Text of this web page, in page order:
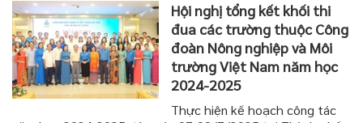
Hội nghị tổng kết khối thi
đua các trường thuộc Công
đoàn Nông nghiệp và Môi
trường Việt Nam năm học
2024-2025
Thực hiện kế hoạch công tác